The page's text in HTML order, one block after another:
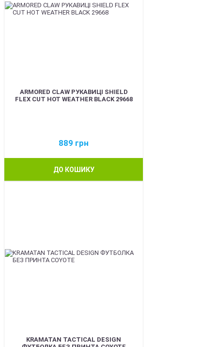
ARMORED CLAW РУКАВИЦІ SHIELD
FLEX CUT HOT WEATHER BLACK 29668
889 грн
ДО КОШИКУ
KRAMATAN TACTICAL DESIGN